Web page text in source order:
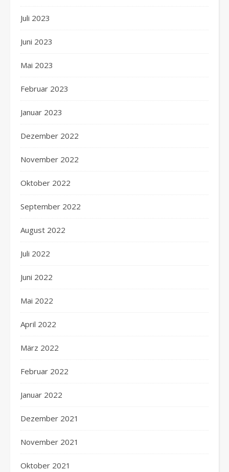
Juli 2023
Juni 2023
Mai 2023
Februar 2023
Januar 2023
Dezember 2022
November 2022
Oktober 2022
September 2022
August 2022
Juli 2022
Juni 2022
Mai 2022
April 2022
März 2022
Februar 2022
Januar 2022
Dezember 2021
November 2021
Oktober 2021